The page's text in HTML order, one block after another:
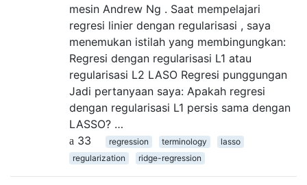
mesin Andrew Ng . Saat mempelajari
regresi linier dengan regularisasi , saya
menemukan istilah yang membingungkan:
Regresi dengan regularisasi L1 atau
regularisasi L2 LASO Regresi punggungan
Jadi pertanyaan saya: Apakah regresi
dengan regularisasi L1 persis sama dengan
LASSO? …
33
regression terminology
lasso
regularization
ridge-regression